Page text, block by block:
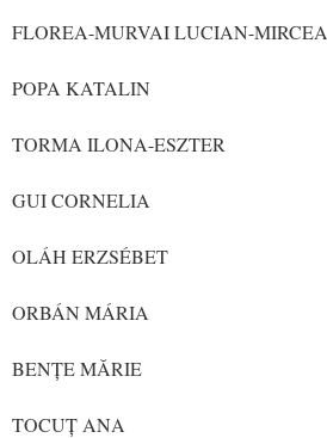
FLOREA-MURVAI LUCIAN-MIRCEA
POPA KATALIN
TORMA ILONA-ESZTER
GUI CORNELIA
OLÁH ERZSÉBET
ORBÁN MÁRIA
BENȚE MĂRIE
TOCUȚ ANA